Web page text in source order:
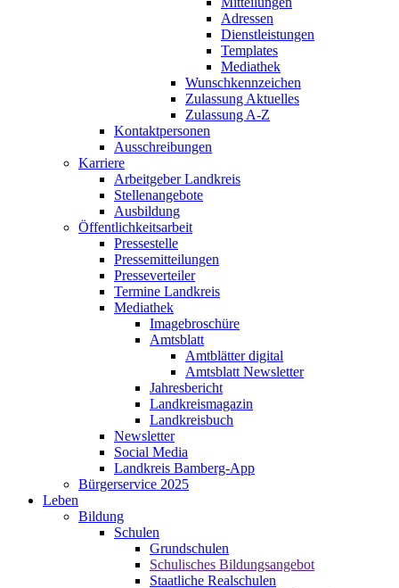
Adressen
Dienstleistungen
Templates
Mediathek
Wunschkennzeichen
Zulassung Aktuelles
Zulassung A-Z
Kontaktpersonen
Ausschreibungen
Karriere
Arbeitgeber Landkreis
Stellenangebote
Ausbildung
Öffentlichkeitsarbeit
Pressestelle
Pressemitteilungen
Presseverteiler
Termine Landkreis
Mediathek
Imagebroschüre
Amtsblatt
Amtblätter digital
Amtsblatt Newsletter
Jahresbericht
Landkreismagazin
Landkreisbuch
Newsletter
Social Media
Landkreis Bamberg-App
Bürgerservice 2025
Leben
Bildung
Schulen
Grundschulen
Schulisches Bildungsangebot
Staatliche Realschulen